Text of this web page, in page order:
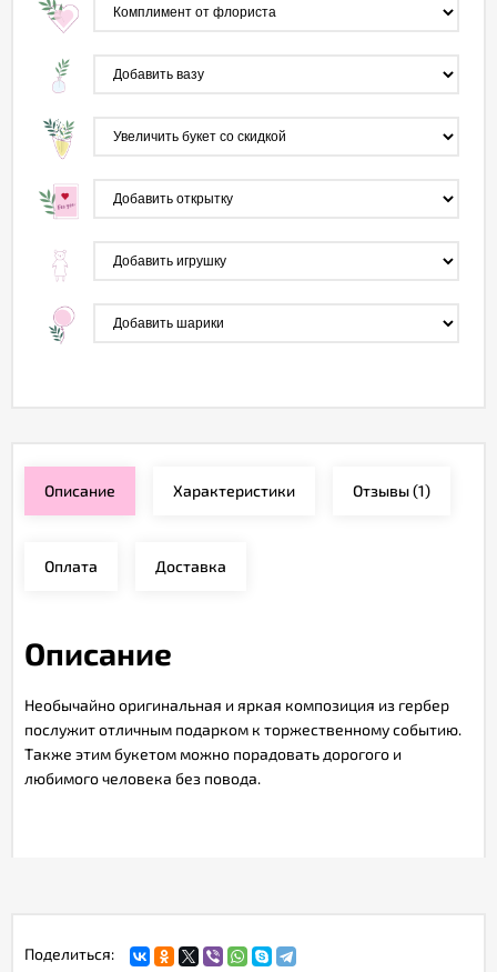
Описание Характеристики Отзывы(1)
Оплата Доставка
Описание
Необычайно оригинальная и яркая композиция из гербер
послужит отличным подарком к торжественному событию.
Также этим букетом можно порадовать дорогого и
любимого человека без повода.
Поделиться: